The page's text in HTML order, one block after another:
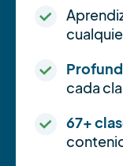
cada
67+